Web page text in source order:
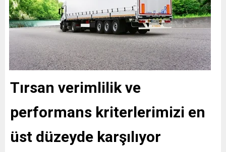
Tırsan verimlilik ve
performans kriterlerimizi en
üst düzeyde karşılıyor